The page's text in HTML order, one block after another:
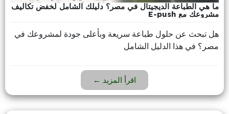
ما هي الطباعة الديجيتال في مصر؟ دليلك الشامل لخفض تكاليف
مشروعك مع E-push
هل تبحث عن حلول طباعة سريعة وبأعلى جودة لمشروعك في
مصر؟ في هذا الدليل الشامل
اقرأ المزيد ←